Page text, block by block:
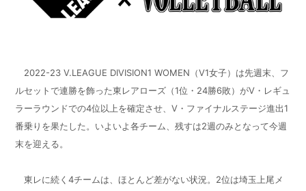
2022-23 V.LEAGUE DIVISION1 WOMEN（V1女子）は先週末、フ
ルセットで連勝を飾った東レアローズ（1位・24勝6敗）がV・レギュ
ラーラウンドでの4位以上を確定させ、V・ファイナルステージ進出1
番乗りを果たした。いよいよ各チーム、残すは2週のみとなって今週
末を迎える。
東レに続く4チームは、ほとんど差がない状況。2位は埼玉上尾メ